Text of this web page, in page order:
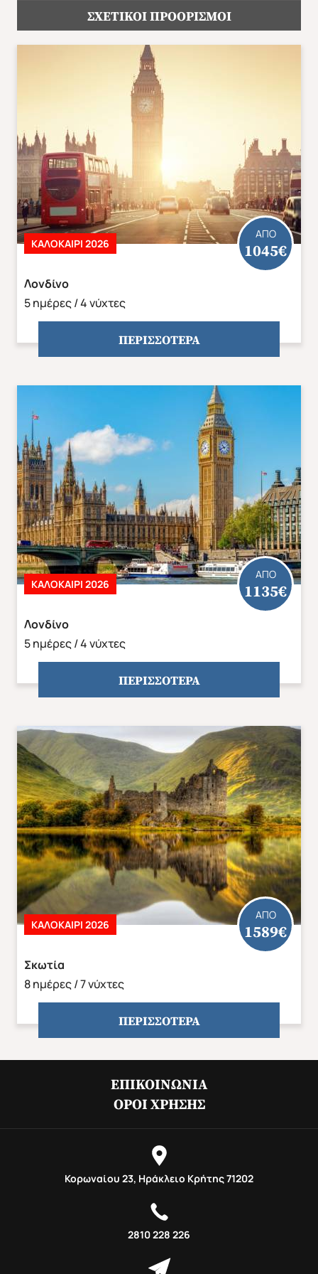
Mika's Exclusive Groups
κάστρο του Γούινσδορ κατά την αναχώρηση.
Μεταφορές, μετακινήσεις όπως αναφέρονται στο
Εκδρομές περιηγήσεις, ξεναγήσεις όπως
αναφέρονται στο πρόγραμμα.
Έμπειρος συνοδός/αρχηγός του γραφείου μας.
Ασφάλεια αστικής ευθύνης.
Φ.Π.Α.
ΣΧΕΤΙΚΟΙ ΠΡΟΟΡΙΣΜΟΙ
Λονδίνο
5 ημέρες / 4 νύχτες
ΑΠΟ
1045€
ΚΑΛΟΚΑΊΡΙ 2026
ΠΕΡΙΣΣΟΤΕΡΑ
Λονδίνο
5 ημέρες / 4 νύχτες
ΑΠΟ
1135€
ΚΑΛΟΚΑΊΡΙ 2026
ΠΕΡΙΣΣΟΤΕΡΑ
Σκωτία
8 ημέρες / 7 νύχτες
ΑΠΟ
1589€
ΚΑΛΟΚΑΊΡΙ 2026
ΠΕΡΙΣΣΟΤΕΡΑ
ΕΠΙΚΟΙΝΩΝΊΑ
ΌΡΟΙ ΧΡΉΣΗΣ
Κορωναίου 23, Ηράκλειο Κρήτης 71202
2810 228 226